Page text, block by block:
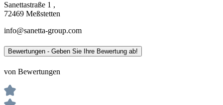
Sanettastraße 1 ,
72469 Meßstetten
info@sanetta-group.com
Bewertungen - Geben Sie Ihre Bewertung ab!
von Bewertungen